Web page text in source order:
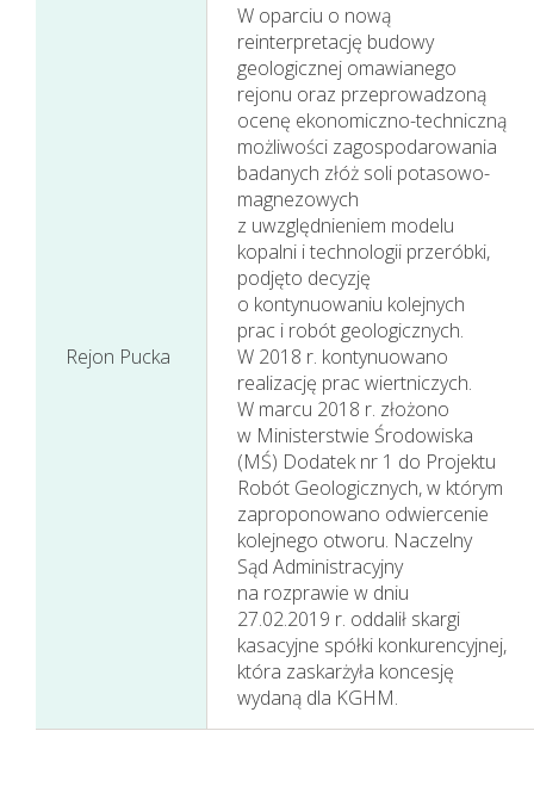
Sprawozdania
Jednostkowe
Rejon Pucka
W oparciu o nową
reinterpretację budowy
geologicznej omawianego
rejonu oraz przeprowadzoną
ocenę ekonomiczno-techniczną
możliwości zagospodarowania
badanych złóż soli potasowo-
magnezowych
z uwzględnieniem modelu
kopalni i technologii przeróbki,
podjęto decyzję
o kontynuowaniu kolejnych
prac i robót geologicznych.
W 2018 r. kontynuowano
realizację prac wiertniczych.
W marcu 2018 r. złożono‎
w Ministerstwie Środowiska
(MŚ) Dodatek nr 1 do Projektu
Robót Geologicznych, w którym
zaproponowano odwiercenie
kolejnego otworu. Naczelny
Sąd Administracyjny
na rozprawie w dniu
27.02.2019 r. oddalił skargi
kasacyjne spółki konkurencyjnej,
która zaskarżyła koncesję
wydaną dla KGHM.